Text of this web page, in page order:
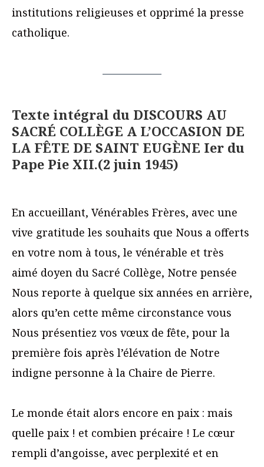
institutions religieuses et opprimé la presse
catholique.
Texte intégral du DISCOURS AU
SACRÉ COLLÈGE A L’OCCASION DE
LA FÊTE DE SAINT EUGÈNE Ier du
Pape Pie XII.(2 juin 1945)
En accueillant, Vénérables Frères, avec une
vive gratitude les souhaits que Nous a offerts
en votre nom à tous, le vénérable et très
aimé doyen du Sacré Collège, Notre pensée
Nous reporte à quelque six années en arrière,
alors qu’en cette même circonstance vous
Nous présentiez vos vœux de fête, pour la
première fois après l’élévation de Notre
indigne personne à la Chaire de Pierre.
Le monde était alors encore en paix : mais
quelle paix ! et combien précaire ! Le cœur
rempli d’angoisse, avec perplexité et en